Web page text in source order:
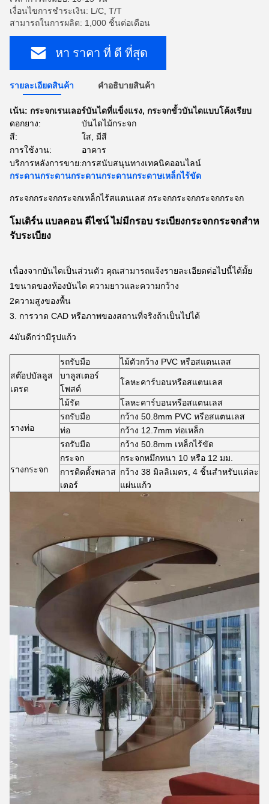
เงื่อนไขการชำระเงิน: L/C, T/T
สามารถในการผลิต: 1,000 ชิ้นต่อเดือน
หา ราคา ที่ ดี ที่สุด
รายละเอียดสินค้า คําอธิบายสินค้า
เน้น: กระจกเรนเลอร์บันไดที่แข็งแรง, กระจกขั้วบันไดแบบโค้งเรียบ
ดอกยาง:
บันไดไม้กระจก
สี:
ใส, มีสี
การใช้งาน:
อาคาร
บริการหลังการขาย:การสนับสนุนทางเทคนิคออนไลน์
กระดานกระดานกระดานกระดานกระดาษเหล็กไร้ขัด
กระจกกระจกกระจกเหล็กไร้สแตนเลส กระจกกระจกกระจกกระจก
โมเดิร์น แบลคอน ดีไซน์ ไม่มีกรอบ ระเบียงกระจกกระจกสําห
รับระเบียง
เนื่องจากบันไดเป็นส่วนตัว คุณสามารถแจ้งรายละเอียดต่อไปนี้ได้มั้ย
1ขนาดของห้องบันได ความยาวและความกว้าง
2ความสูงของพื้น
3. การวาด CAD หรือภาพของสถานที่จริงถ้าเป็นไปได้
4มันดีกว่ามีรูปแก้ว
สต๊อปบัลลูส
เตรด
รถรับมือ
ไม้ตัวกว้าง PVC หรือสแตนเลส
บาลูสเตอร์
โพสต์
โลหะคาร์บอนหรือสแตนเลส
ไม้รัด โลหะคาร์บอนหรือสแตนเลส
รางท่อ
รถรับมือ
กว้าง 50.8mm PVC หรือสแตนเลส
ท่อ
กว้าง 12.7mm ท่อเหล็ก
รางกระจก
รถรับมือ
กว้าง 50.8mm เหล็กไร้ขัด
กระจก
กระจกหมึกหนา 10 หรือ 12 มม.
การติดตั้งพลาส
เตอร์
กว้าง 38 มิลลิเมตร, 4 ชิ้นสําหรับแต่ละ
แผ่นแก้ว